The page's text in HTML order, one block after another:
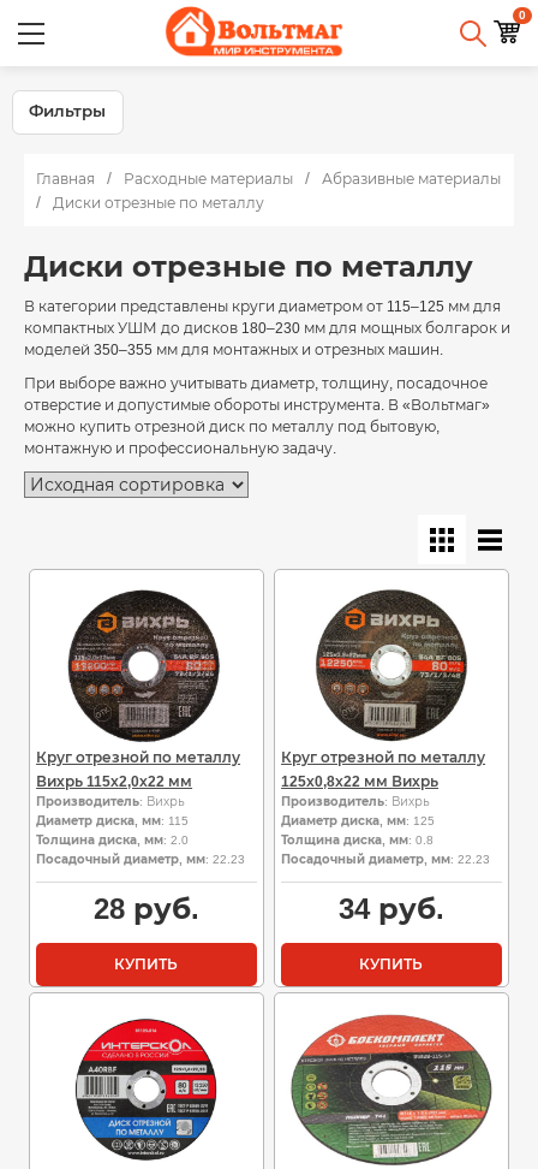
0
Фильтры
Главная Расходные материалы
Абразивные материалы
Диски отрезные по металлу
Диски отрезные по металлу
В категории представлены круги диаметром от 115–125 мм для
компактных УШМ до дисков 180–230 мм для мощных болгарок и
моделей 350–355 мм для монтажных и отрезных машин.
При выборе важно учитывать диаметр, толщину, посадочное
отверстие и допустимые обороты инструмента. В «Вольтмаг»
можно купить отрезной диск по металлу под бытовую,
монтажную и профессиональную задачу.
Круг отрезной по металлу
Вихрь 115х2,0х22 мм
Производитель: Вихрь
Диаметр диска, мм: 115
Толщина диска, мм: 2.0
Посадочный диаметр, мм: 22.23
28руб.
КУПИТЬ
Круг отрезной по металлу
125х0,8х22 мм Вихрь
Производитель: Вихрь
Диаметр диска, мм: 125
Толщина диска, мм: 0.8
Посадочный диаметр, мм: 22.23
34руб.
КУПИТЬ